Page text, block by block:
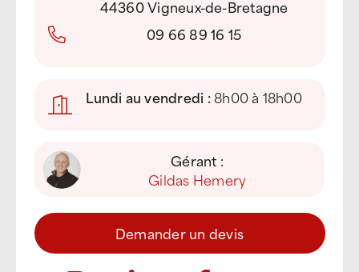
44360 Vigneux-de-Bretagne
09 66 89 16 15
Lundi au vendredi :8h00 à 18h00
Gérant :
Gildas Hemery
Demander un devis